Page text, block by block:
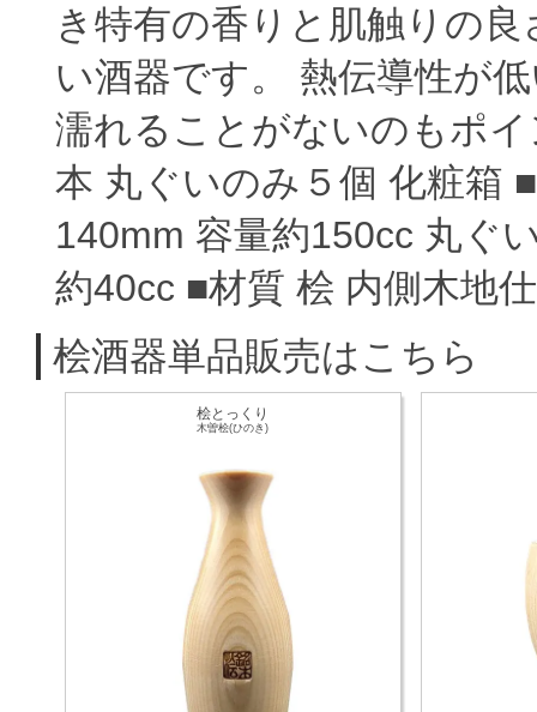
き特有の香りと肌触りの
い酒器です。 熱伝導性が
濡れることがないのもポ
本 丸ぐいのみ５個 化粧箱
140mm 容量約150cc 丸ぐ
約40cc ■材質 桧 内側木地
桧酒器単品販売はこちら
桧とっくり
木曽桧(ひのき)